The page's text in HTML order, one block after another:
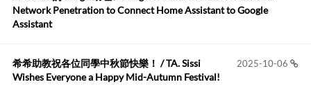
這篇WinXP公用電腦安裝與優化的步驟超...
您好,首先肯定感謝您造福許多莘莘學子。有...
Network Penetration to Connect Home Assistant to Google
Assistant
2025-10-06
希希助教祝各位同學中秋節快樂！ / TA. Sissi
Wishes Everyone a Happy Mid-Autumn Festival!